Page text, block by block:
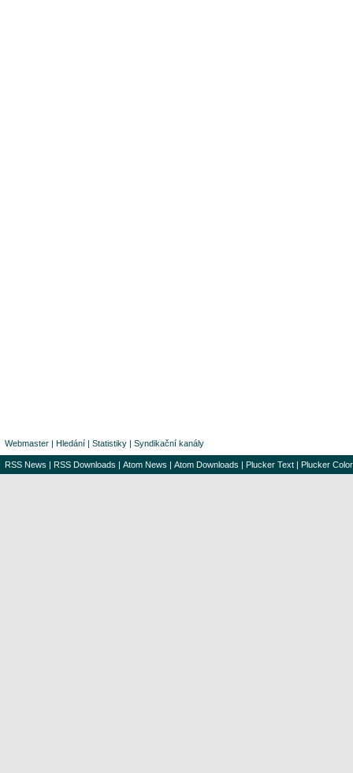
Webmaster | Hledání | Statistiky | Syndikační kanály
RSS News | RSS Downloads | Atom News | Atom Downloads | Plucker Text | Plucker Color